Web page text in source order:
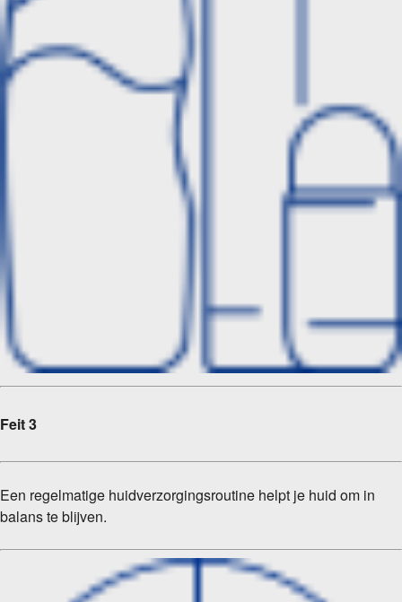
Feit 3
Een regelmatige huidverzorgingsroutine helpt je huid om in
balans te blijven.